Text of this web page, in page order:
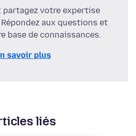
partagez votre expertise
aux questions et
base de connaissances.
savoir plus
liés